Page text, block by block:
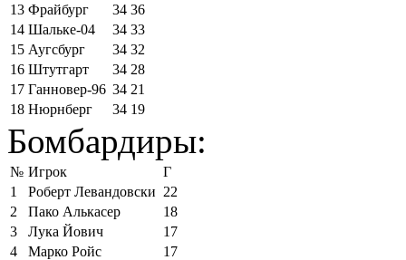
13 Фрайбург 34 36
14 Шальке-04 34 33
15 Аугсбург 34 32
16 Штутгарт 34 28
17 Ганновер-96 34 21
18 Нюрнберг 34 19
Бомбардиры:
№ Игрок
Г
1
Роберт Левандовски 22
2
Пако Алькасер
18
3
Лука Йович
17
4
Марко Ройс
17